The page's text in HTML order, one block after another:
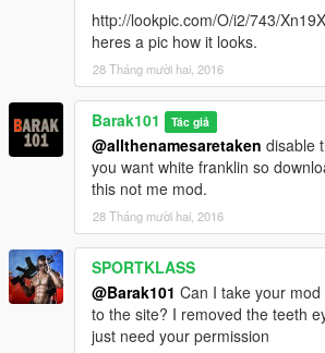
http://lookpic.com/O/i2/743/
heres a pic how it looks.
28 Tháng mười hai, 2016
Barak101 Tác giả
@allthenamesaretaken disable
you want white franklin so
this not me mod.
28 Tháng mười hai, 2016
SPORTKLASS
@Barak101 Can I take your
to the site? I removed the teeth
just need your permission